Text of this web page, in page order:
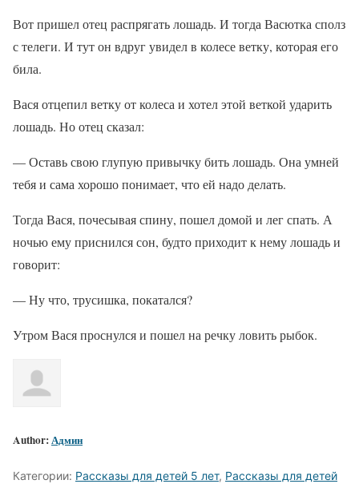
Вот пришел отец распрягать лошадь. И тогда Васютка сполз
с телеги. И тут он вдруг увидел в колесе ветку, которая его
била.
Вася отцепил ветку от колеса и хотел этой веткой ударить
лошадь. Но отец сказал:
— Оставь свою глупую привычку бить лошадь. Она умней
тебя и сама хорошо понимает, что ей надо делать.
Тогда Вася, почесывая спину, пошел домой и лег спать. А
ночью ему приснился сон, будто приходит к нему лошадь и
говорит:
— Ну что, трусишка, покатался?
Утром Вася проснулся и пошел на речку ловить рыбок.
Author:Админ
Категории: Рассказы для детей 5 лет, Рассказы для детей